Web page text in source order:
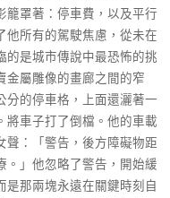
籠罩著：停車費，以及平行
他所有的駕駛焦慮，從未在
的是城市傳說中最恐怖的挑
金屬雕像的畫廊之間的窄
分的停車格，上面還灑著一
將車子打了倒檔。他的車載
聲：「警告，後方障礙物距
。」他忽略了警告，開始緩
是那兩塊永遠在關鍵時刻自